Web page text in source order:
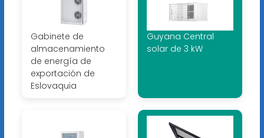
Gabinete de
almacenamiento
de energía de
exportación de
Eslovaquia
Guyana Central
solar de 3 kW